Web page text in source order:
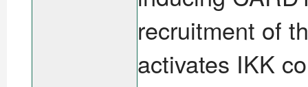
recruitment of
activates IKK